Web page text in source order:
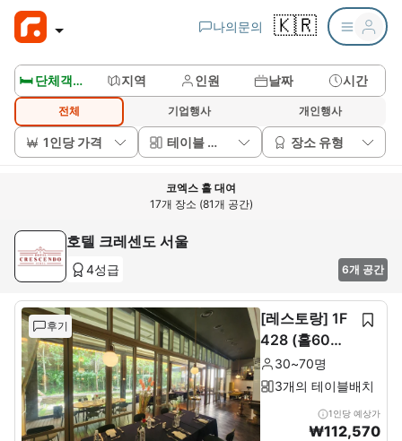
나의문의 🇰🇷
🛏️ 단체객실보기 지역 인원 날짜 시간
전체 기업행사 개인행사
1인당 가격 테이블 배치 장소 유형
코엑스 홀 대여
17개 장소 (81개 공간)
호텔 크레센도 서울
4성급 6개 공간
후기
[레스토랑] 1F
428 (홀60석+
룸10석)
30~70명
3개의 테이블배치
1인당 예상가
₩112,570